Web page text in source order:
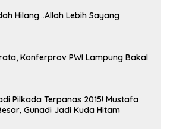
Hilang…Allah Lebih Sayang
Konferprov PWI Lampung Bakal
Pilkada Terpanas 2015! Mustafa
Gunadi Jadi Kuda Hitam